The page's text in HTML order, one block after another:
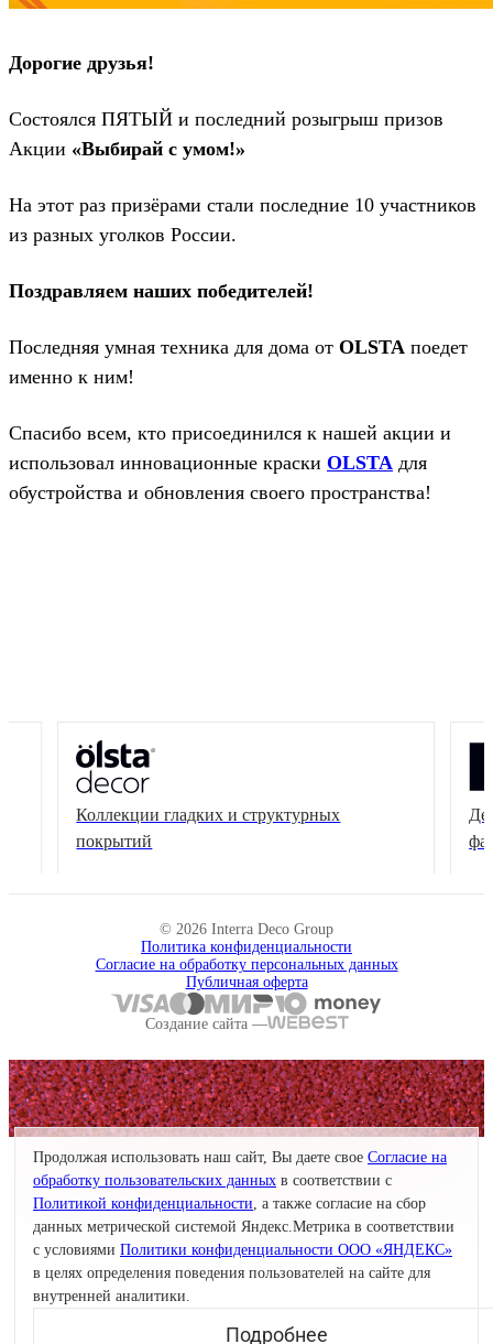
Дорогие друзья!
Состоялся ПЯТЫЙ и последний розыгрыш призов
Акции «Выбирай с умом!»
На этот раз призёрами стали последние 10 участников
из разных уголков России.
Поздравляем наших победителей!
Последняя умная техника для дома от OLSTA поедет
именно к ним!
Спасибо всем, кто присоединился к нашей акции и
использовал инновационные краски OLSTA для
обустройства и обновления своего пространства!
Коллекции гладких и структурных
покрытий
© 2026 Interra Deco Group
Политика конфиденциальности
Согласие на обработку персональных данных
Публичная оферта
Создание сайта —
Продолжая использовать наш сайт, Вы даете свое Согласие на
обработку пользовательских данных в соответствии с
Политикой конфиденциальности, а также согласие на сбор
данных метрической системой Яндекс.Метрика в соответствии
с условиями Политики конфиденциальности ООО «ЯНДЕКС»
в целях определения поведения пользователей на сайте для
внутренней аналитики.
Подробнее